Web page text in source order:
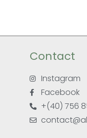
Contact
Instagram
Facebook
+(40) 756